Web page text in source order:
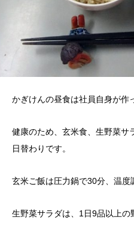
かぎけんの昼食は社員自身が作
健康のため、玄米食、生野菜サ
日替わりです。
玄米ご飯は圧力鍋で30分、温度
生野菜サラダは、1日9品以上の